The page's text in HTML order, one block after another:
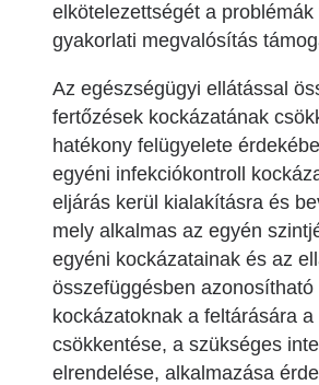
elkötelezettségét a
gyakorlati megvalósítás
Az egészségügyi ellátással
fertőzések kockázatának
hatékony felügyelete
egyéni infekciókontroll
eljárás kerül kialakításra és
mely alkalmas az egyén
egyéni kockázatainak és az
összefüggésben azonosítható
kockázatoknak a feltárására
csökkentése, a szükséges
elrendelése, alkalmazása